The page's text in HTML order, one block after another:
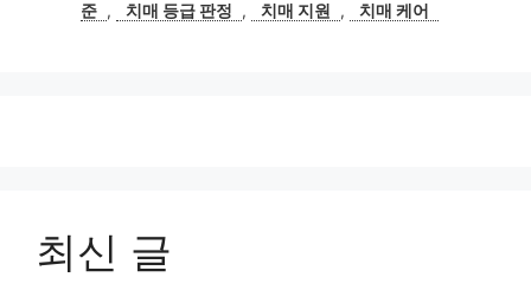
준 , 치매 등급 판정 , 치매 지원 , 치매 케어
최신 글